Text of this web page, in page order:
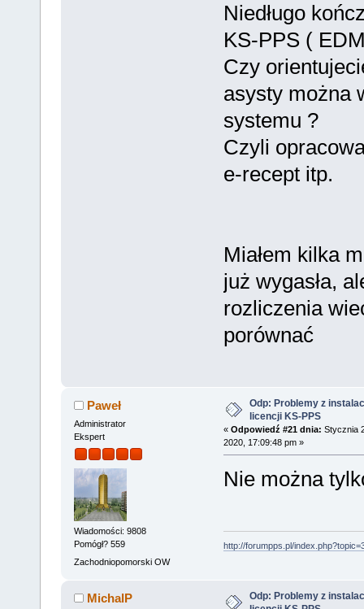
Niedługo
KS-PPS (
Czy
asysty można
systemu ?
Czyli
e-recept itp.
Miałem kilka
już wygasła,
rozliczenia
porównać
Paweł
Administrator
Ekspert
Wiadomości: 9808
Pomógł? 559
Zachodniopomorski OW
Odp: Problemy z
licencji KS-PPS
« Odpowiedź #21 dnia: Stycznia
2020, 17:09:48 pm »
Nie można
http://forumpps.pl/
MichalP
Odp: Problemy z